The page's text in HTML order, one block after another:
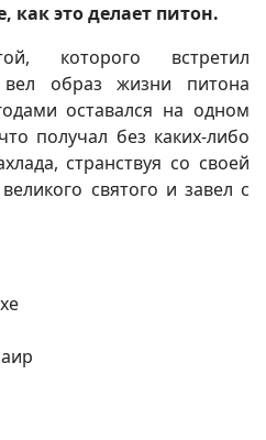
как это делает питон.
которого встретил
образ жизни питона
оставался на одном
получал без каких-либо
странствуя со своей
святого и завел с